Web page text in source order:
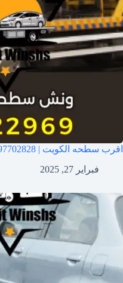
اقرب سطحه الكويت | 97702828
فبراير 27, 2025